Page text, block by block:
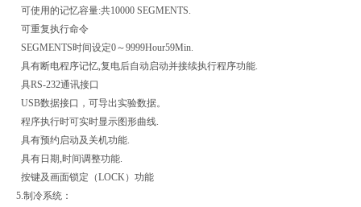
可使用的记忆容量:共10000 SEGMENTS.
可重复执行命令
SEGMENTS时间设定0～9999Hour59Min.
具有断电程序记忆,复电后自动启动并接续执行程序功能.
具RS-232通讯接口
USB数据接口，可导出实验数据。
程序执行时可实时显示图形曲线.
具有预约启动及关机功能.
具有日期,时间调整功能.
按键及画面锁定（LOCK）功能
5.制冷系统：